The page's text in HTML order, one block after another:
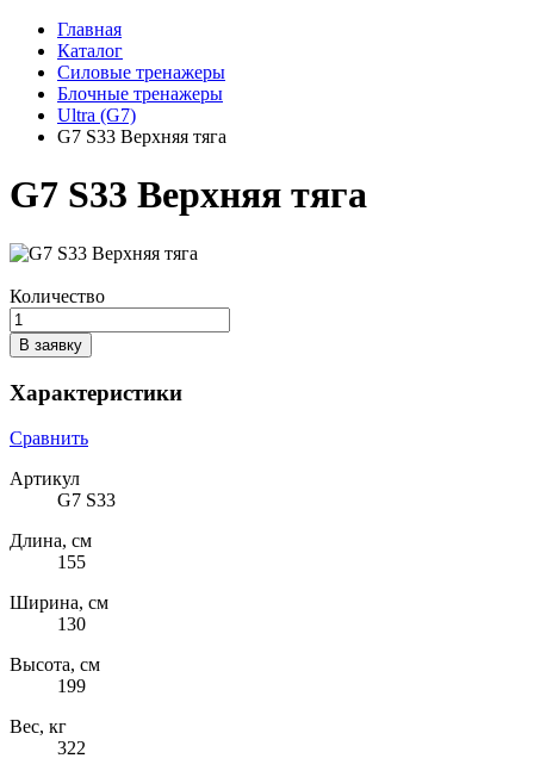
Главная
Каталог
Силовые тренажеры
Блочные тренажеры
Ultra (G7)
G7 S33 Верхняя тяга
G7 S33 Верхняя тяга
Количество
В заявку
Характеристики
Сравнить
Артикул
G7 S33
Длина, см
155
Ширина, см
130
Высота, см
199
Вес, кг
322